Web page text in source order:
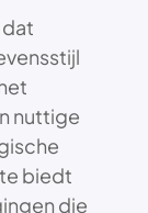
nuttige
biedt
die